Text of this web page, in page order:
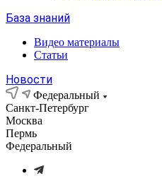
База знаний
Видео материалы
Статьи
Новости
Федеральный
Санкт-Петербург
Москва
Пермь
Федеральный